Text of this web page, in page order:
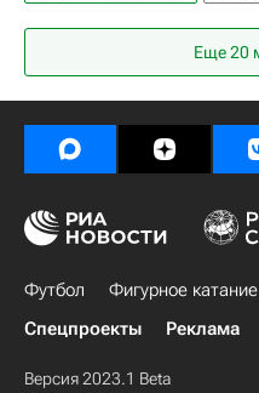
Еще 20
Футбол Фигурное катание
Спецпроекты
Реклама
Версия 2023.1 Beta